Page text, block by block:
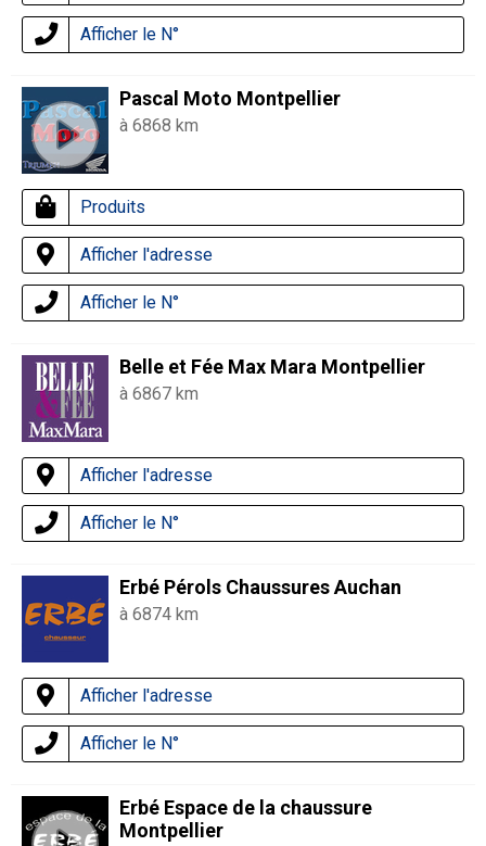
Afficher le N°
Pascal Moto Montpellier
à 6868 km
Produits
Afficher l'adresse
Afficher le N°
Belle et Fée Max Mara Montpellier
à 6867 km
Afficher l'adresse
Afficher le N°
Erbé Pérols Chaussures Auchan
à 6874 km
Afficher l'adresse
Afficher le N°
Erbé Espace de la chaussure
Montpellier